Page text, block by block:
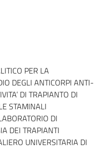
PER LA
DEGLI ANTICORPI ANTI-
DI TRAPIANTO DI
STAMINALI
DI
DEI TRAPIANTI
UNIVERSITARIA DI